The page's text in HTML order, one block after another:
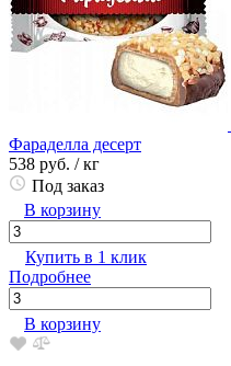
Фараделла десерт
538 руб. / кг
Под заказ
В корзину
Купить в 1 клик
Подробнее
В корзину